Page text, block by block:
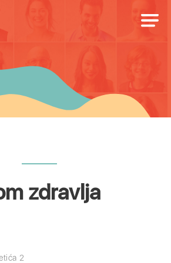
zdravlja
2